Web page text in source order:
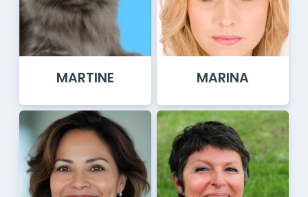
MARTINE MARINA